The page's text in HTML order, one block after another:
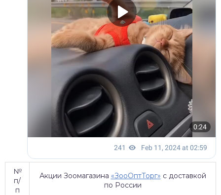
№
п/
п
Акции Зоомагазина «ЗооОптТорг» с доставкой
по России